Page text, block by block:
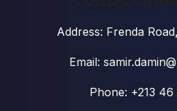
Address: Frenda
Email:
Phone: +213